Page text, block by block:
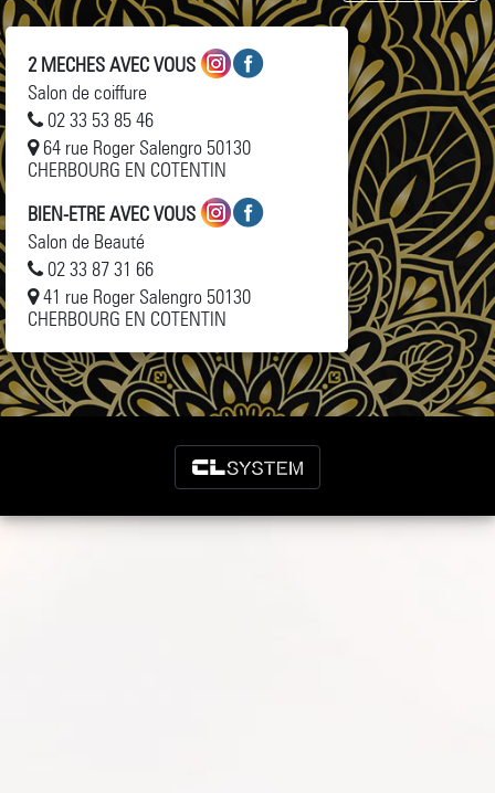
2 MECHES AVEC VOUS
Salon de coiffure
02 33 53 85 46
64 rue Roger Salengro 50130
CHERBOURG EN COTENTIN
BIEN-ETRE AVEC VOUS
Salon de Beauté
02 33 87 31 66
41 rue Roger Salengro 50130
CHERBOURG EN COTENTIN